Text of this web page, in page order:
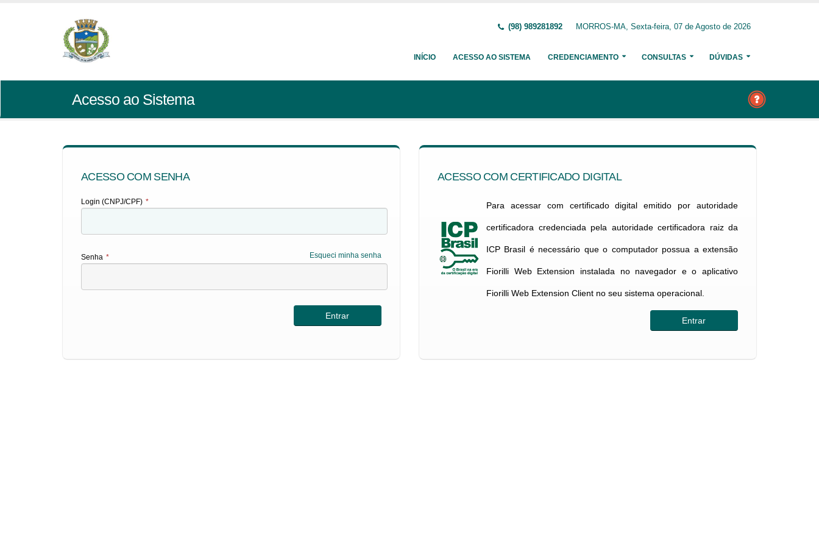
(98) 989281892 MORROS-MA, Sexta-feira, 07 de Agosto de 2026
INÍCIO ACESSO AO SISTEMA CREDENCIAMENTO CONSULTAS DÚVIDAS
Acesso ao Sistema
ACESSO COM SENHA
Login (CNPJ/CPF) *
Esqueci minha senha
Senha *
ACESSO COM CERTIFICADO DIGITAL
Para acessar com certificado digital emitido por autoridade
certificadora credenciada pela autoridade certificadora raiz da
ICP Brasil é necessário que o computador possua a extensão
Fiorilli Web Extension instalada no navegador e o aplicativo
Fiorilli Web Extension Client no seu sistema operacional.